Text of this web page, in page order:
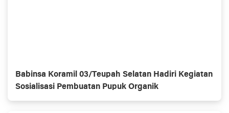
Babinsa Koramil 03/Teupah Selatan Hadiri Kegiatan
Sosialisasi Pembuatan Pupuk Organik